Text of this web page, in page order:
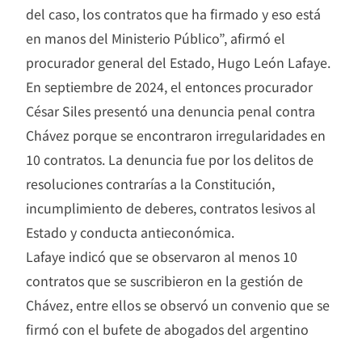
del caso, los contratos que ha firmado y eso está
en manos del Ministerio Público”, afirmó el
procurador general del Estado, Hugo León Lafaye.
En septiembre de 2024, el entonces procurador
César Siles presentó una denuncia penal contra
Chávez porque se encontraron irregularidades en
10 contratos. La denuncia fue por los delitos de
resoluciones contrarías a la Constitución,
incumplimiento de deberes, contratos lesivos al
Estado y conducta antieconómica.
Lafaye indicó que se observaron al menos 10
contratos que se suscribieron en la gestión de
Chávez, entre ellos se observó un convenio que se
firmó con el bufete de abogados del argentino